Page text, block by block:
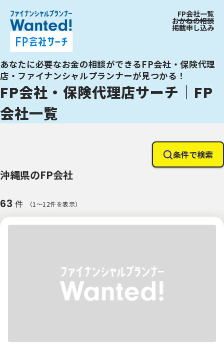
FP会社一覧
おかねの相談
掲載申し込み
あなたに必要なお金の相談ができるFP会社・保険代理
店・ファイナンシャルプランナーが見つかる！
FP会社・保険代理店サーチ｜FP
会社一覧
条件で検索
沖縄県のFP会社
63 件 （1〜12件を表示）